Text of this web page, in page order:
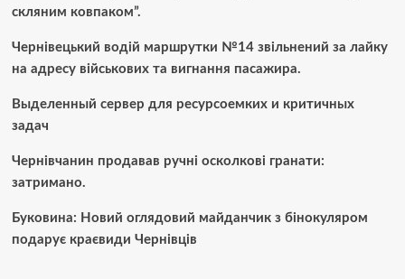
скляним ковпаком”.
Чернівецький водій маршрутки №14 звільнений за лайку
на адресу військових та вигнання пасажира.
Выделенный сервер для ресурсоемких и критичных
задач
Чернівчанин продавав ручні осколкові гранати:
затримано.
Буковина: Новий оглядовий майданчик з бінокуляром
подарує краєвиди Чернівців